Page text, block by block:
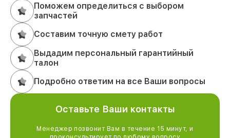
Поможем определиться с выбором
запчастей
Составим точную смету работ
Выдадим персональный гарантийный
талон
Подробно ответим на все Ваши вопросы
Оставьте Ваши контакты
Менеджер позвонит Вам в течение 15 минут, и